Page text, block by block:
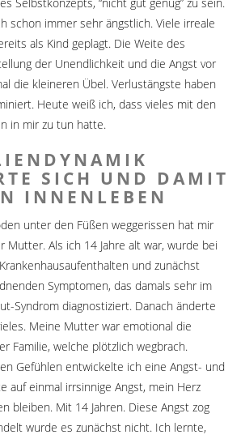
schon immer sehr ängstlich. Viele irreale
als Kind geplagt. Die Weite des
der Unendlichkeit und die Angst vor
die kleineren Übel. Verlustängste haben
Heute weiß ich, dass vieles mit den
in mir zu tun hatte.
SICH UND DAMIT
INNENLEBEN
unter den Füßen weggerissen hat mir
Mutter. Als ich 14 Jahre alt war, wurde bei
und zunächst
Symptomen, das damals sehr im
Syndrom diagnostiziert. Danach änderte
Meine Mutter war emotional die
Familie, welche plötzlich wegbrach.
Gefühlen entwickelte ich eine Angst- und
auf einmal irrsinnige Angst, mein Herz
bleiben. Mit 14 Jahren. Diese Angst zog
wurde es zunächst nicht. Ich lernte,